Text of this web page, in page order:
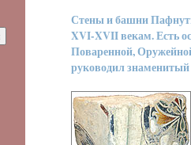
Стены и башни
XVI-XVII векам. Есть
Поваренной,
руководил